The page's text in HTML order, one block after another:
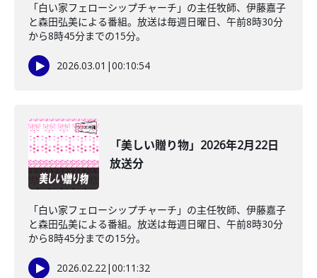
「白い家フェローシップチャーチ」の主任牧師、伊藤嘉子
と森田弘美による番組。放送は毎週日曜日、午前8時30分
から8時45分までの15分。
2026.03.01 |00:10:54
「美しい贈り物」2026年2月22日
放送分
「白い家フェローシップチャーチ」の主任牧師、伊藤嘉子
と森田弘美による番組。放送は毎週日曜日、午前8時30分
から8時45分までの15分。
2026.02.22|00:11:32